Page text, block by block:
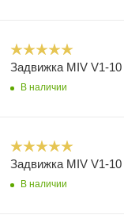
В наличии
В наличии